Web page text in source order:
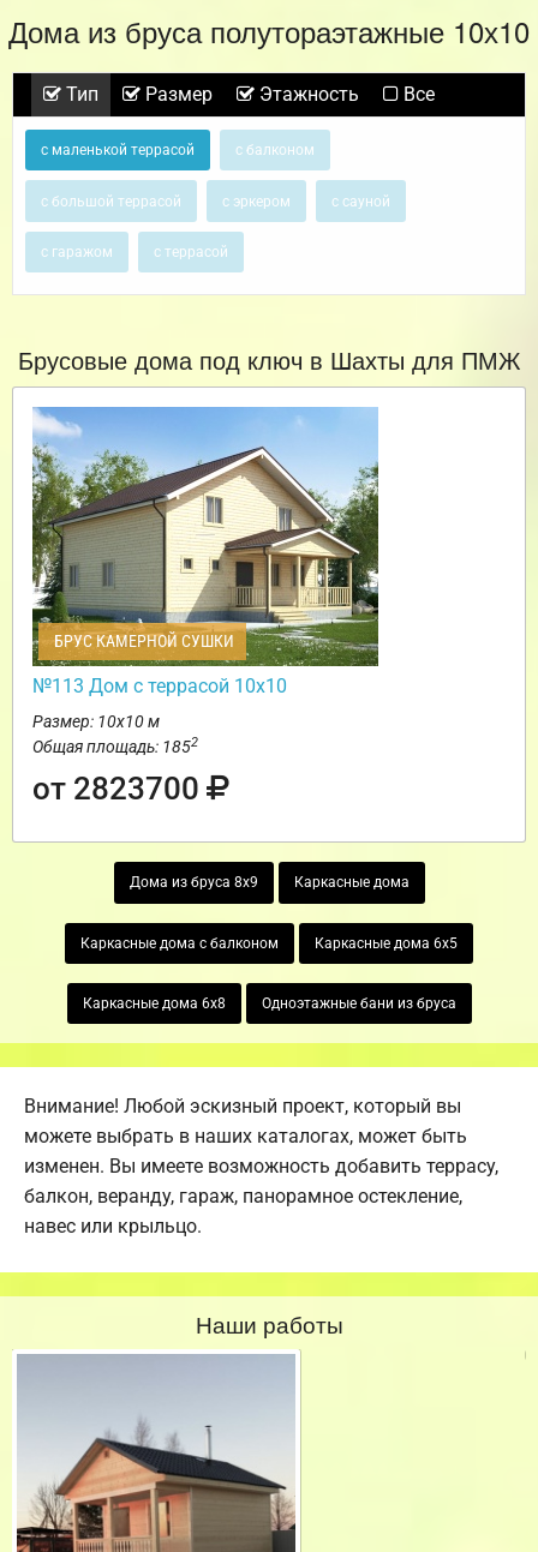
Дома из бруса полутораэтажные 10х10
Тип Размер Этажность Все
с маленькой террасой с балконом
с большой террасой с эркером с сауной
с гаражом с террасой
Брусовые дома под ключ в Шахты для ПМЖ
БРУС КАМЕРНОЙ СУШКИ
№113 Дом с террасой 10х10
Размер: 10х10 м
Общая площадь: 1852
от 2823700
Дома из бруса 8х9 Каркасные дома
Каркасные дома с балконом Каркасные дома 6х5
Каркасные дома 6х8 Одноэтажные бани из бруса
Внимание! Любой эскизный проект, который вы
можете выбрать в наших каталогах, может быть
изменен. Вы имеете возможность добавить террасу,
балкон, веранду, гараж, панорамное остекление,
навес или крыльцо.
Наши работы